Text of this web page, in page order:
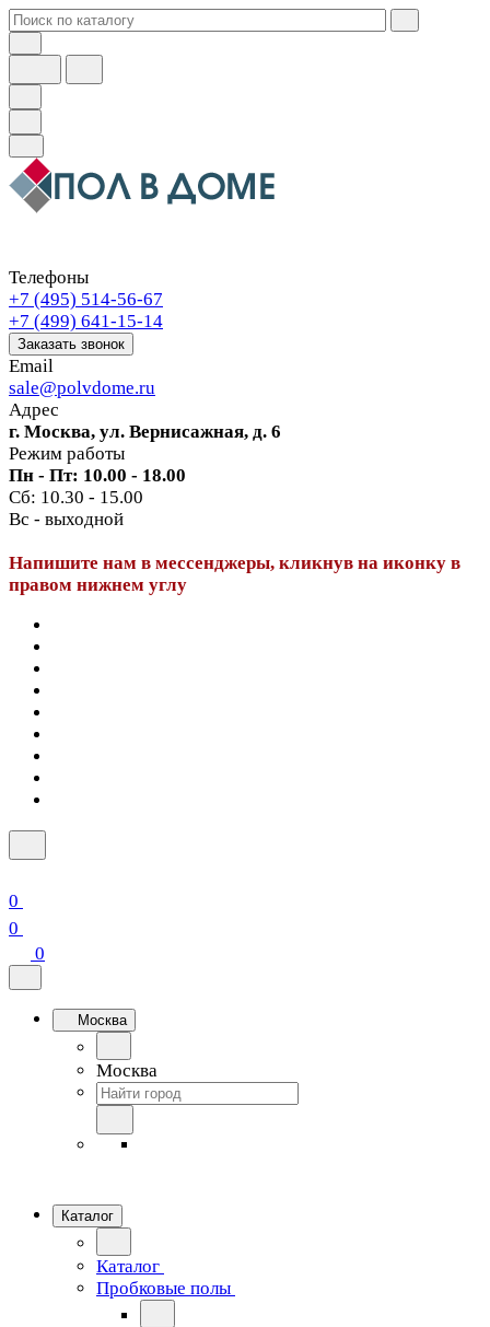
Телефоны
+7 (495) 514-56-67
+7 (499) 641-15-14
Заказать звонок
Email
sale@polvdome.ru
Адрес
г. Москва, ул. Вернисажная, д. 6
Режим работы
Пн - Пт: 10.00 - 18.00
Сб: 10.30 - 15.00
Вс - выходной
Напишите нам в мессенджеры, кликнув на иконку в
правом нижнем углу
0
0
0
Москва
Москва
Каталог
Каталог
Пробковые полы